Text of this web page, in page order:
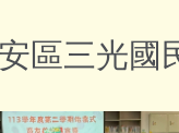
區三光國